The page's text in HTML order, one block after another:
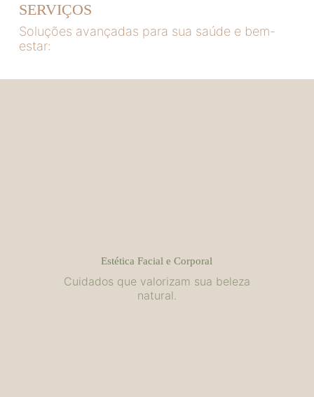
SERVIÇOS
Soluções avançadas para sua saúde e bem-
estar:
Estética Facial e Corporal
Cuidados que valorizam sua beleza
natural.